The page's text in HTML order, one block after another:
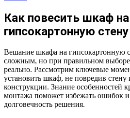
Как повесить шкаф на
гипсокартонную стену
Вешание шкафа на гипсокартонную
сложным, но при правильном
реально. Рассмотрим ключевые
установить шкаф, не повредив стену
конструкции. Знание особенностей
монтажа поможет избежать ошибок и
долговечность решения.